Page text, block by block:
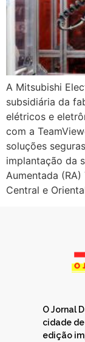
A Mitsubishi
subsidiária da
elétricos e
com a
soluções
implantação da
Aumentada
Central e
O Jornal
cidade
edição